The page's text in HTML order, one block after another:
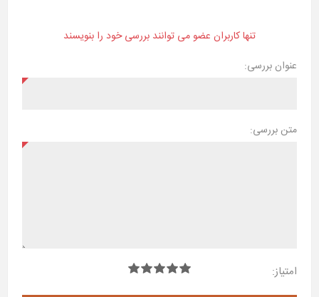
تنها کاربران عضو می توانند بررسی خود را بنویسند
عنوان بررسی:
متن بررسی:
امتیاز: